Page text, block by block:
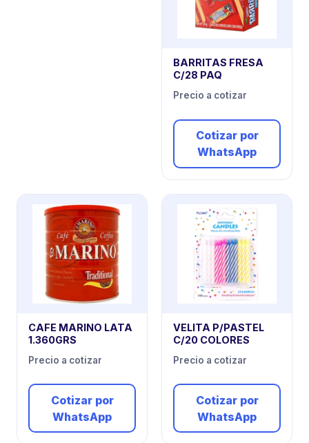
BARRITAS FRESA
C/28 PAQ
Precio a cotizar
Cotizar por
WhatsApp
CAFE MARINO LATA
1.360GRS
Precio a cotizar
Cotizar por
WhatsApp
VELITA P/PASTEL
C/20 COLORES
Precio a cotizar
Cotizar por
WhatsApp